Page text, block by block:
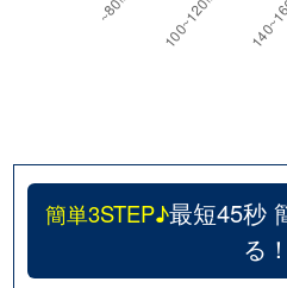
簡単3STEP♪最短45秒
る！